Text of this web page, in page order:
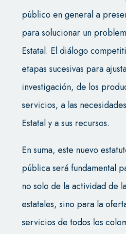
público en general a
para solucionar un
Estatal. El diálogo
etapas sucesivas para
investigación, de los
servicios, a las
Estatal y a sus recursos.
En suma, este nuevo
pública será fundamental
no solo de la actividad de
estatales, sino para la
servicios de todos los